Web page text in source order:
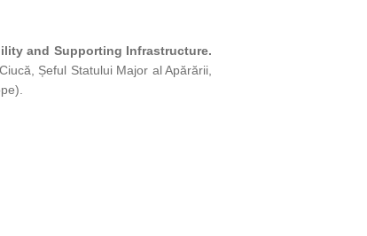
and Supporting Infrastructure.
Șeful Statului Major al Apărării,